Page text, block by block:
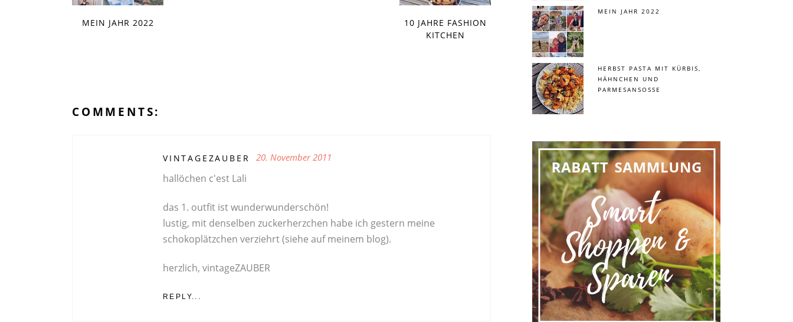
MEIN JAHR 2022
10 JAHRE FASHION
KITCHEN
COMMENTS:
VINTAGEZAUBER 20. November 2011
hallöchen c'est Lali
das 1. outfit ist wunderwunderschön!
lustig, mit denselben zuckerherzchen habe ich gestern meine
schokoplätzchen verziehrt (siehe auf meinem blog).
herzlich, vintageZAUBER
REPLY...
MEIN JAHR 2022
HERBST PASTA MIT KÜRBIS,
HÄHNCHEN UND
PARMESANSOSSE